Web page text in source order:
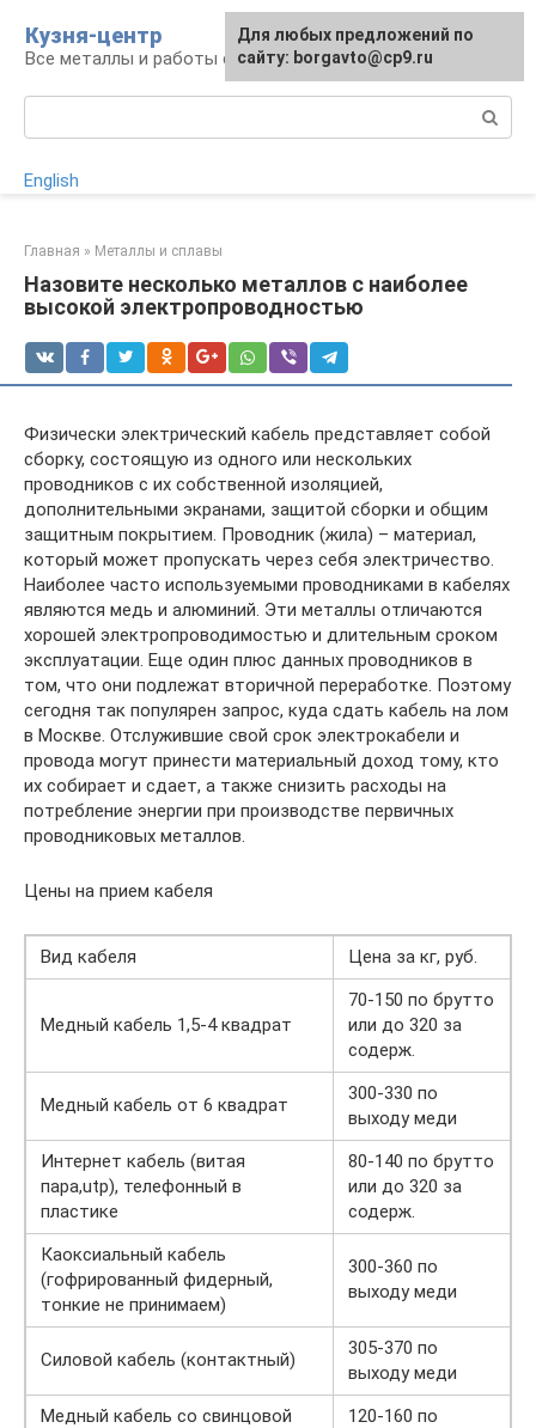
контенту
Кузня-центр
Все металлы и работы с ними
English
Главная » Металлы и сплавы
Назовите несколько металлов с наиболее
высокой электропроводностью
Физически электрический кабель представляет собой
сборку, состоящую из одного или нескольких
проводников с их собственной изоляцией,
дополнительными экранами, защитой сборки и общим
защитным покрытием. Проводник (жила) – материал,
который может пропускать через себя электричество.
Наиболее часто используемыми проводниками в кабелях
являются медь и алюминий. Эти металлы отличаются
хорошей электропроводимостью и длительным сроком
эксплуатации. Еще один плюс данных проводников в
том, что они подлежат вторичной переработке. Поэтому
сегодня так популярен запрос, куда сдать кабель на лом
в Москве. Отслужившие свой срок электрокабели и
провода могут принести материальный доход тому, кто
их собирает и сдает, а также снизить расходы на
потребление энергии при производстве первичных
проводниковых металлов.
Цены на прием кабеля
Вид кабеля Цена за кг, руб.
Медный кабель 1,5-4 квадрат
70-150 по брутто
или до 320 за
содерж.
Медный кабель от 6 квадрат
300-330 по
выходу меди
Интернет кабель (витая
пара,utp), телефонный в
пластике
80-140 по брутто
или до 320 за
содерж.
Каоксиальный кабель
(гофрированный фидерный,
тонкие не принимаем)
300-360 по
выходу меди
Силовой кабель (контактный)
305-370 по
выходу меди
Медный кабель со свинцовой
120-160 по
Для любых предложений по
сайту: borgavto@cp9.ru